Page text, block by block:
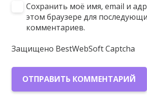
Сохранить моё имя, email и
этом браузере для
комментариев.
Защищено BestWebSoft Captcha
ОТПРАВИТЬ КОММЕНТАРИЙ